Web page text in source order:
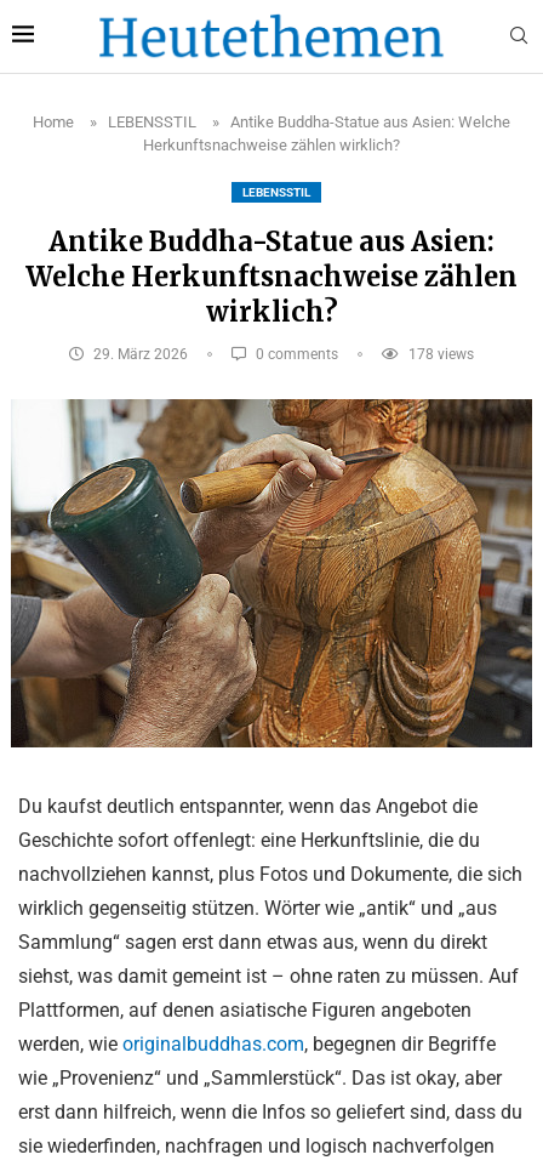
Home » LEBENSSTIL » Antike Buddha-Statue aus Asien: Welche
Herkunftsnachweise zählen wirklich?
LEBENSSTIL
Antike Buddha-Statue aus Asien:
Welche Herkunftsnachweise zählen
wirklich?
29. März 2026 0 comments 178 views
Du kaufst deutlich entspannter, wenn das Angebot die
Geschichte sofort offenlegt: eine Herkunftslinie, die du
nachvollziehen kannst, plus Fotos und Dokumente, die sich
wirklich gegenseitig stützen. Wörter wie „antik“ und „aus
Sammlung“ sagen erst dann etwas aus, wenn du direkt
siehst, was damit gemeint ist – ohne raten zu müssen. Auf
Plattformen, auf denen asiatische Figuren angeboten
werden, wie originalbuddhas.com, begegnen dir Begriffe
wie „Provenienz“ und „Sammlerstück“. Das ist okay, aber
erst dann hilfreich, wenn die Infos so geliefert sind, dass du
sie wiederfinden, nachfragen und logisch nachverfolgen